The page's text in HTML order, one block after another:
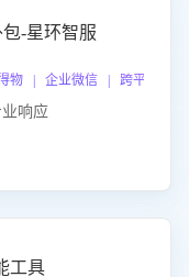
-星环智服
| 企业微信 | 跨平台
业响应
工具